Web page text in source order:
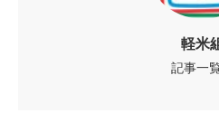
軽米
記事一